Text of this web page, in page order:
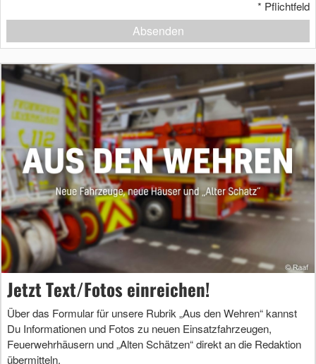
* Pflichtfeld
Absenden
Jetzt Text/Fotos einreichen!
Über das Formular für unsere Rubrik „Aus den Wehren“ kannst
Du Informationen und Fotos zu neuen Einsatzfahrzeugen,
Feuerwehrhäusern und „Alten Schätzen“ direkt an die Redaktion
übermitteln.